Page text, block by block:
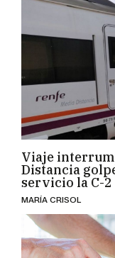
Viaje
Distancia
servicio la C-2
MARÍA CRISOL